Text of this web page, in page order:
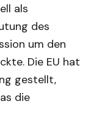
als
des
um den
Die EU hat
gestellt,
die